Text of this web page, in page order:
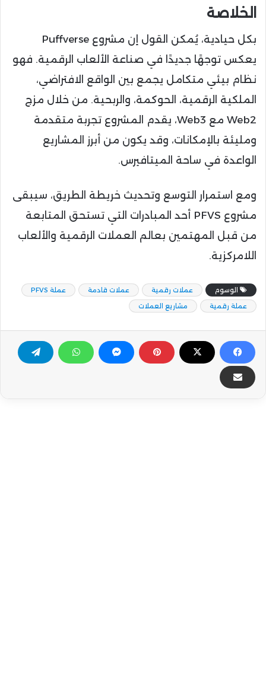
الخلاصة
بكل حيادية، يُمكن القول إن مشروع Puffverse
يعكس توجهًا جديدًا في صناعة الألعاب الرقمية. فهو
نظام بيئي متكامل يجمع بين الواقع الافتراضي،
الملكية الرقمية، الحوكمة، والربحية. من خلال مزج
Web2 مع Web3، يقدم المشروع تجربة متقدمة
ومليئة بالإمكانات، وقد يكون من أبرز المشاريع
الواعدة في ساحة الميتافيرس.
ومع استمرار التوسع وتحديث خريطة الطريق، سيبقى
مشروع PFVS أحد المبادرات التي تستحق المتابعة
من قبل المهتمين بعالم العملات الرقمية والألعاب
اللامركزية.
الوسوم عملات رقمية عملات قادمة
عملة PFVS
عملة رقمية
مشاريع العملات